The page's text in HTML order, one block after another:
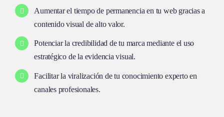
Aumentar el tiempo de permanencia en tu web gracias a
contenido visual de alto valor.
Potenciar la credibilidad de tu marca mediante el uso
estratégico de la evidencia visual.
Facilitar la viralización de tu conocimiento experto en
canales profesionales.